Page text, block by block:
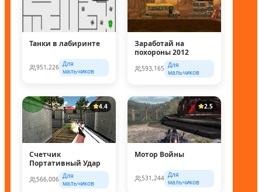
Танки в лабиринте
951,226 Для
мальчиков
Заработай на
похороны 2012
593,165 Для
мальчиков
4.4
Счетчик
Портативный Удар
566,006 Для
мальчиков
2.5
Мотор Войны
531,244 Для
мальчиков